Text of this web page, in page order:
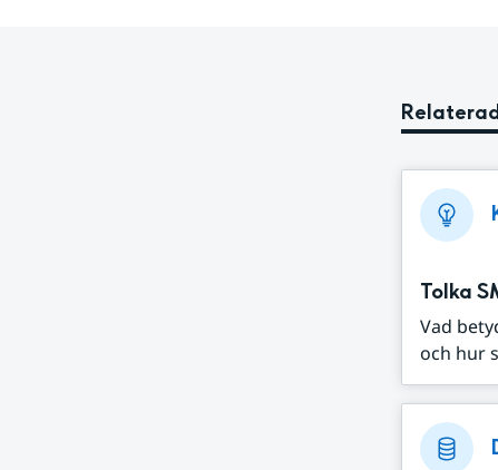
Tolka
Vad
och hur